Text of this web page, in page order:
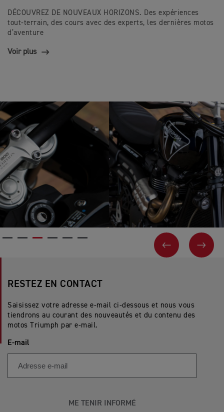
DÉCOUVREZ DE NOUVEAUX HORIZONS. Des expériences
tout-terrain, des cours avec des experts, les dernières motos
d’aventure
Voir plus
PAGE
RESTEZ EN CONTACT
Saisissez votre adresse e-mail ci-dessous et nous vous
tiendrons au courant des nouveautés et du contenu des
motos Triumph par e-mail.
E-mail
ME TENIR INFORMÉ